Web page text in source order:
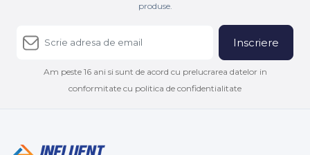
produse.
Inscriere
Am peste 16 ani si sunt de acord cu prelucrarea datelor in
conformitate cu politica de confidentialitate